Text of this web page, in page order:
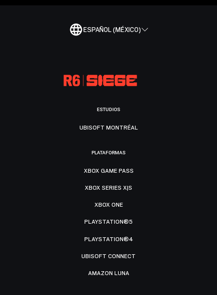
ESPAÑOL (MÉXICO)
ESTUDIOS
UBISOFT MONTRÉAL
PLATAFORMAS
XBOX GAME PASS
XBOX SERIES X|S
XBOX ONE
PLAYSTATION®5
PLAYSTATION®4
UBISOFT CONNECT
AMAZON LUNA